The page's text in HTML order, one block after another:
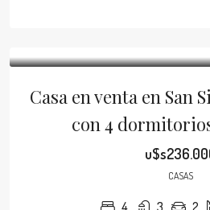
Casa en venta en San
con 4
CASAS
4 3 2